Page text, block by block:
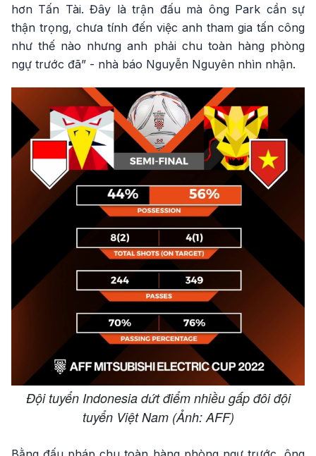
hơn Tấn Tài. Đây là trận đấu mà ông Park cần sự
thận trọng, chưa tính đến việc anh tham gia tấn công
như thế nào nhưng anh phải chu toàn hàng phòng
ngự trước đã” - nhà báo Nguyễn Nguyên nhìn nhận.
Đội tuyển Indonesia dứt điểm nhiều gấp đôi đội
tuyển Việt Nam (Ảnh: AFF)